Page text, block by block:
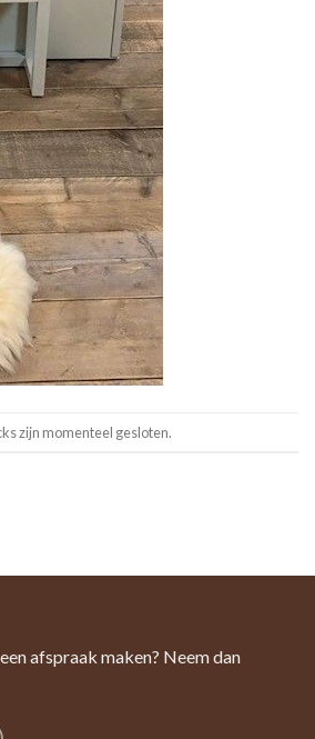
zijn momenteel gesloten.
afspraak maken? Neem dan